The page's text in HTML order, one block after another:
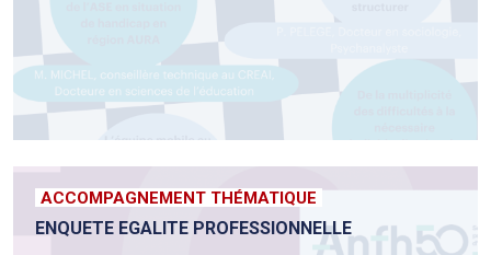
ACCOMPAGNEMENT THÉMATIQUE
ENQUETE EGALITE PROFESSIONNELLE